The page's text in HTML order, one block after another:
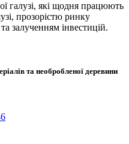
галузі, які щодня працюють
прозорістю ринку
залученням інвестицій.
та необробленої деревини